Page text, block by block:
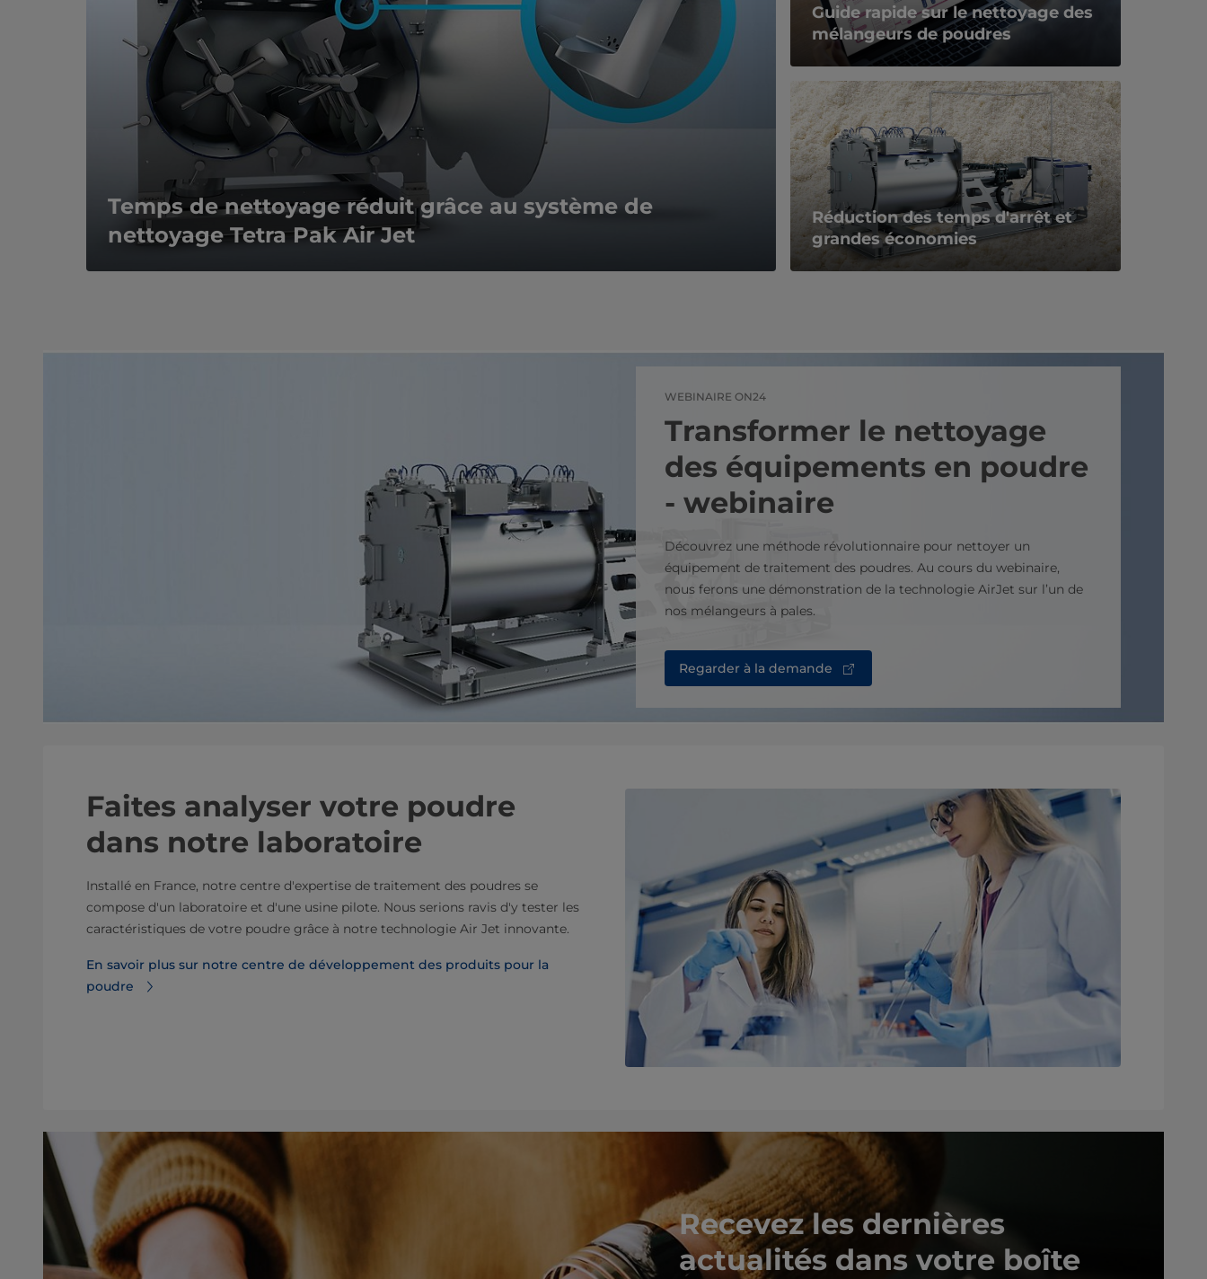
Temps de nettoyage réduit grâce au système de
nettoyage Tetra Pak Air Jet
Guide rapide sur le nettoyage des
mélangeurs de poudres
Réduction des temps d'arrêt et
grandes économies
WEBINAIRE ON24
Transformer le nettoyage
des équipements en poudre
- webinaire
Découvrez une méthode révolutionnaire pour nettoyer un
équipement de traitement des poudres. Au cours du webinaire,
nous ferons une démonstration de la technologie AirJet sur l’un de
nos mélangeurs à pales.
Regarder à la demande
Faites analyser votre poudre
dans notre laboratoire
Installé en France, notre centre d'expertise de traitement des poudres se
compose d'un laboratoire et d'une usine pilote. Nous serions ravis d'y tester les
caractéristiques de votre poudre grâce à notre technologie Air Jet innovante.
En savoir plus sur notre centre de développement des produits pour la
poudre
Recevez les dernières
actualités dans votre boîte